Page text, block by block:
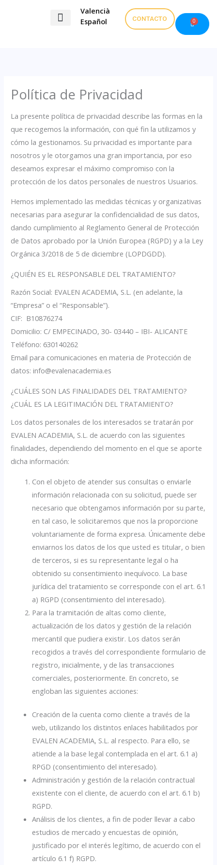
Valencià
Español
CONTACTO 0
Carrito
Política de Privacidad
La presente política de privacidad describe las formas en la
que recogemos la información, con qué fin la utilizamos y
cómo la gestionamos. Su privacidad es importante para
nosotros y le otorgamos una gran importancia, por eso
deseamos expresar el máximo compromiso con la
protección de los datos personales de nuestros Usuarios.
Hemos implementado las medidas técnicas y organizativas
necesarias para asegurar la confidencialidad de sus datos,
dando cumplimiento al Reglamento General de Protección
de Datos aprobado por la Unión Europea (RGPD) y a la Ley
Orgánica 3/2018 de 5 de diciembre (LOPDGDD).
¿QUIÉN ES EL RESPONSABLE DEL TRATAMIENTO?
Razón Social: EVALEN ACADEMIA, S.L. (en adelante, la
“Empresa” o el “Responsable”).
CIF: B10876274
Domicilio: C/ EMPECINADO, 30- 03440 – IBI- ALICANTE
Teléfono: 630140262
Email para comunicaciones en materia de Protección de
datos: info@evalenacademia.es
¿CUÁLES SON LAS FINALIDADES DEL TRATAMIENTO?
¿CUÁL ES LA LEGITIMACIÓN DEL TRATAMIENTO?
Los datos personales de los interesados se tratarán por
EVALEN ACADEMIA, S.L. de acuerdo con las siguientes
finalidades, dependiendo del momento en el que se aporte
dicha información:
Con el objeto de atender sus consultas o enviarle
información relacionada con su solicitud, puede ser
necesario que obtengamos información por su parte,
en tal caso, le solicitaremos que nos la proporcione
voluntariamente de forma expresa. Únicamente debe
enviarnos los datos de los que usted es titular, o bien
de terceros, si es su representante legal o ha
obtenido su consentimiento inequívoco. La base
jurídica del tratamiento se corresponde con el art. 6.1
a) RGPD (consentimiento del interesado).
Para la tramitación de altas como cliente,
actualización de los datos y gestión de la relación
mercantil que pudiera existir. Los datos serán
recogidos a través del correspondiente formulario de
registro, inicialmente, y de las transacciones
comerciales, posteriormente. En concreto, se
engloban las siguientes acciones:
Creación de la cuenta como cliente a través de la
web, utilizando los distintos enlaces habilitados por
EVALEN ACADEMIA, S.L. al respecto. Para ello, se
atiende a la base legal contemplada en el art. 6.1 a)
RPGD (consentimiento del interesado).
Administración y gestión de la relación contractual
existente con el cliente, de acuerdo con el art. 6.1 b)
RGPD.
Análisis de los clientes, a fin de poder llevar a cabo
estudios de mercado y encuestas de opinión,
justificado por el interés legítimo, de acuerdo con el
artículo 6.1 f) RGPD.